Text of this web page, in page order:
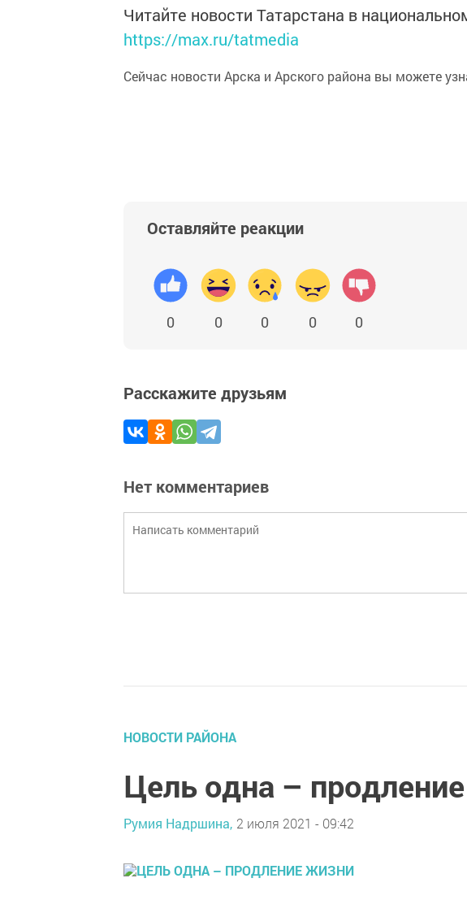
Читайте новости Татарстана в
https://max.ru/tatmedia
Сейчас новости Арска и Арского района вы можете
Оставляйте реакции
0 0 0 0 0
Расскажите друзьям
Нет комментариев
НОВОСТИ РАЙОНА
Цель одна –
Румия Надршина, 2 июля 2021 - 09:42